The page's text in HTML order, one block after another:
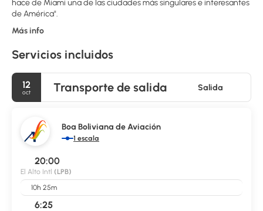
hace de Miami una de las ciudades más singulares e interesantes
Más info
Servicios incluidos
12
oct Transporte de salida Salida
Boa Boliviana de Aviación
1 escala
20:00
El Alto Intl (LPB)
10h 25m
6:25